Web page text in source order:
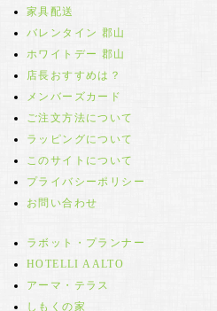
家具配送
バレンタイン 郡山
ホワイトデー 郡山
店長おすすめは？
メンバーズカード
ご注文方法について
ラッピングについて
このサイトについて
プライバシーポリシー
お問い合わせ
ラボット・プランナー
HOTELLI AALTO
アーマ・テラス
しもくの家